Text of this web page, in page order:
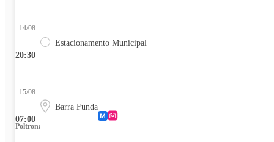
20:30
14/08
Estacionamento Municipal
07:00
15/08
Barra Funda
Poltrona